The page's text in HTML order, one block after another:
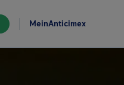
MeinAnticimex